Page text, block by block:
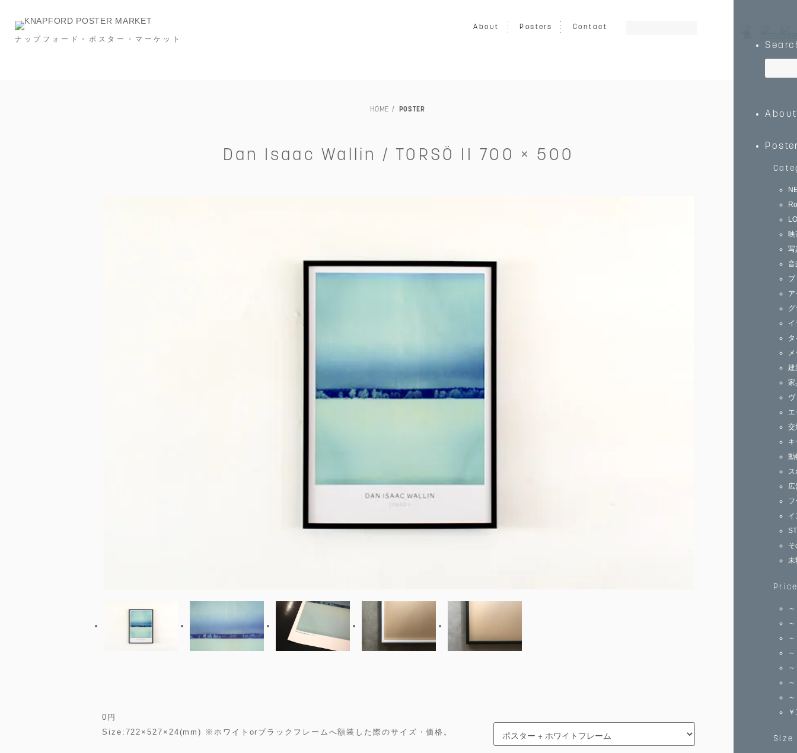
ナップフォード・ポスター・マーケット
About Posters
インビテーション STILLEBEN & MOEBE その他 未額装
LARGE（～W80cm） XLARGE（W80cm～）
Contact
About
写
音
建
家
交
動
未
Price
Size
HOME POSTER
Dan Isaac Wallin / TORSÖ II 700 × 500
0 円
Size:722×527×24(mm) ※ホワイトorブラックフレームへ額装した際のサイズ・価格。